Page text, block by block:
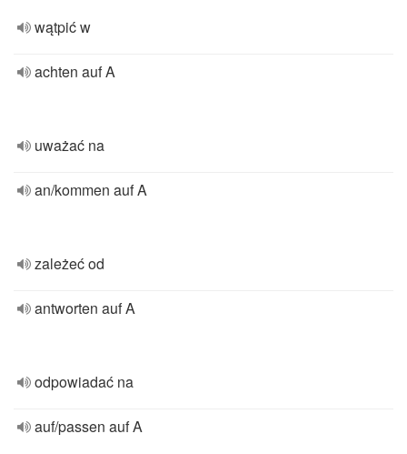
wątpić w
achten auf A
uważać na
an/kommen auf A
zależeć od
antworten auf A
odpowiadać na
auf/passen auf A